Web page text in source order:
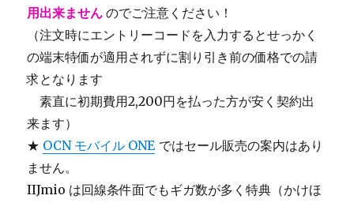
用出来ません のでご注意ください！
（注文時にエントリーコードを入力するとせっかく
の端末特価が適用されずに割り引き前の価格での請
求となります
＿素直に初期費用2,200円を払った方が安く契約出
来ます）
★ OCN モバイル ONE ではセール販売の案内はあり
ません。
IIJmio は回線条件面でもギガ数が多く特典（かけほ